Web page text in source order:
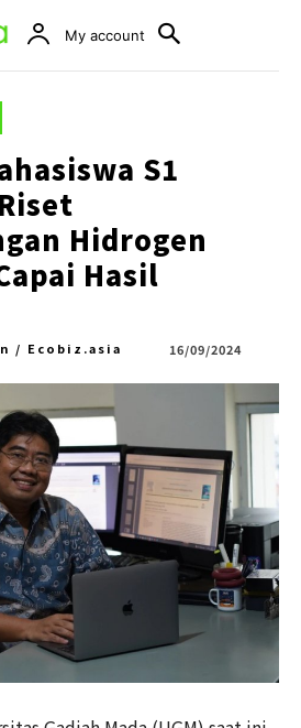
My account
S1
Hidrogen
Hasil
/ Ecobiz.asia 16/09/2024